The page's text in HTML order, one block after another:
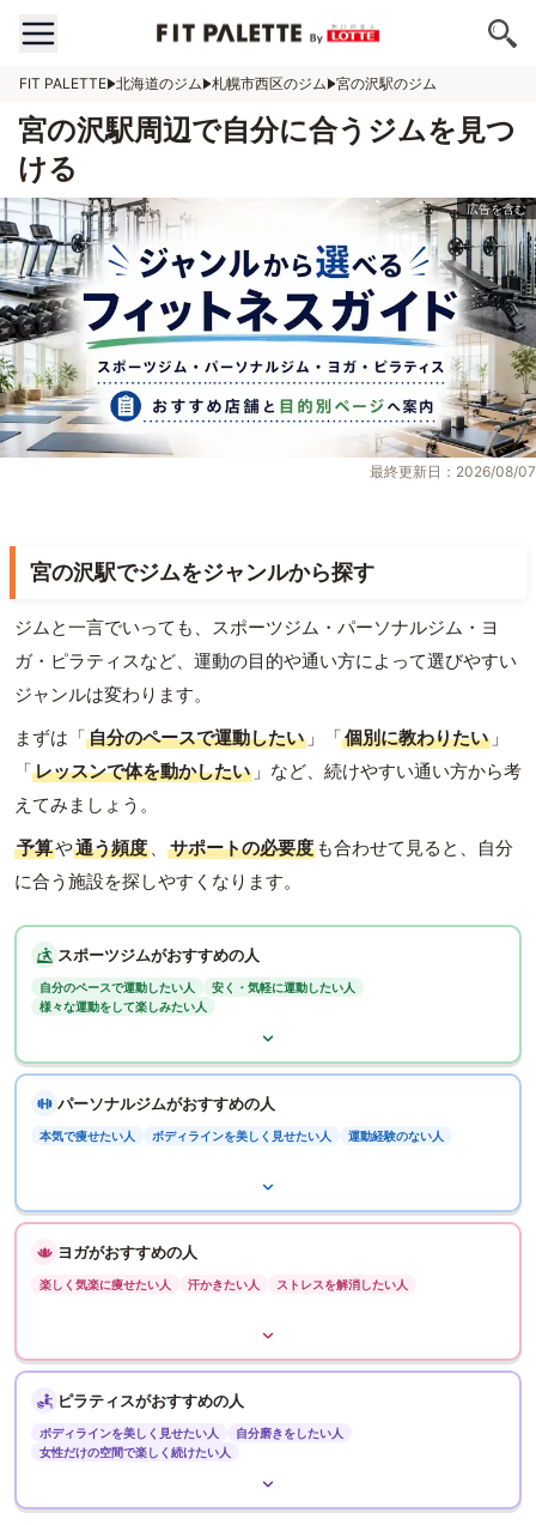
FIT PALETTE 北海道のジム 札幌市西区のジム 宮の沢駅のジム
宮の沢駅周辺で自分に合うジムを見つ
ける
最終更新日：2026/08/07
宮の沢駅でジムをジャンルから探す
ジムと一言でいっても、スポーツジム・パーソナルジム・ヨ
ガ・ピラティスなど、運動の目的や通い方によって選びやすい
ジャンルは変わります。
まずは「自分のペースで運動したい 」「個別に教わりたい 」
「レッスンで体を動かしたい 」など、続けやすい通い方から考
えてみましょう。
予算や通う頻度 、 サポートの必要度 も合わせて見ると、自分
に合う施設を探しやすくなります。
スポーツジムがおすすめの人
自分のペースで運動したい人
安く・気軽に運動したい人
様々な運動をして楽しみたい人
パーソナルジムがおすすめの人
本気で痩せたい人 ボディラインを美しく見せたい人 運動経験のない人
ヨガがおすすめの人
楽しく気楽に痩せたい人 汗かきたい人 ストレスを解消したい人
ピラティスがおすすめの人
ボディラインを美しく見せたい人
自分磨きをしたい人
女性だけの空間で楽しく続けたい人